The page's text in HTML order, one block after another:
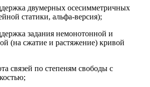
двумерных осесимметричных
статики, альфа-версия);
задания немонотонной и
(на сжатие и растяжение) кривой
связей по степеням свободы с